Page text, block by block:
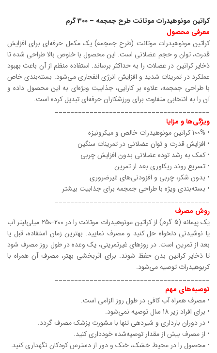
کراتین مونوهیدرات موتانت طرح جمجمه – 300 گرم
معرفی محصول
کراتین مونوهیدرات موتانت (طرح جمجمه) یک مکمل حرفه‌ای برای افزایش
قدرت، توان و حجم عضلانی است. این محصول با خلوص بالا طراحی شده تا
ذخایر کراتین در عضلات را به حداکثر برساند. استفاده منظم از آن باعث بهبود
عملکرد در تمرینات شدید و افزایش انرژی انفجاری می‌شود. بسته‌بندی خاص
با طراحی جمجمه، علاوه بر کارایی، جذابیت ویژه‌ای به این محصول داده و
آن را به انتخابی متفاوت برای ورزشکاران حرفه‌ای تبدیل کرده است.
________________________________________
ویژگی‌ها و مزایا
• 100% کراتین مونوهیدرات خالص و میکرونیزه
• افزایش قدرت و توان عضلانی در تمرینات سنگین
• کمک به رشد توده عضلانی بدون افزایش چربی
• تسریع روند ریکاوری بعد از تمرین
• بدون شکر، چربی و افزودنی‌های غیرضروری
• بسته‌بندی ویژه با طراحی جمجمه برای جذابیت بیشتر
________________________________________
روش مصرف
یک پیمانه (5 گرم) از کراتین مونوهیدرات موتانت را در 200-250 میلی‌لیتر آب
یا نوشیدنی دلخواه حل کنید و مصرف نمایید. بهترین زمان استفاده، قبل یا
بعد از تمرین است. در روزهای غیرتمرینی، یک وعده در طول روز مصرف شود
تا ذخایر کراتین بدن حفظ شوند. برای اثربخشی بهتر، مصرف آن همراه با
کربوهیدرات توصیه می‌شود.
________________________________________
توصیه‌های مهم
• مصرف همراه آب کافی در طول روز الزامی است.
• برای افراد زیر 18 سال توصیه نمی‌شود.
• در دوران بارداری و شیردهی تنها با مشورت پزشک مصرف گردد.
• از مصرف بیش از مقدار توصیه‌شده خودداری کنید.
• محصول را در محیط خشک، خنک و دور از دسترس کودکان نگهداری کنید.